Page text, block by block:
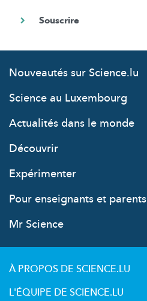
Nouveautés sur Science.lu
Science au Luxembourg
Actualités dans le monde
Découvrir
Expérimenter
Pour enseignants et parents
Mr Science
À PROPOS DE SCIENCE.LU
L'ÉQUIPE DE SCIENCE.LU